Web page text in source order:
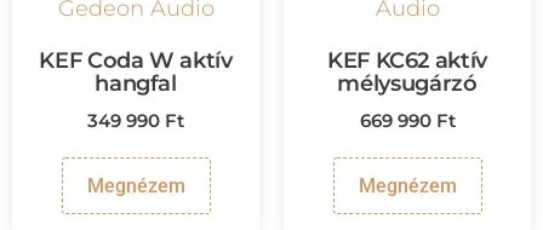
KEF Coda W aktív
hangfal
349 990 Ft
Megnézem
KEF KC62 aktív
mélysugárzó
669 990 Ft
Megnézem